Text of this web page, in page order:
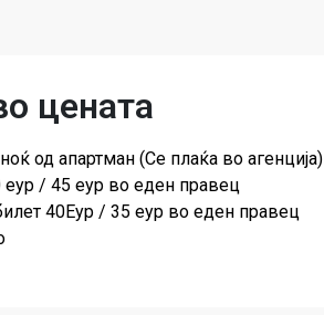
цената
од апартман (Се плаќа во агенција)
еур / 45 еур во еден правец
40Еур / 35 еур во еден правец